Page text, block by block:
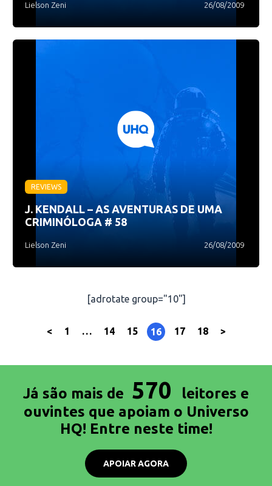
Lielson Zeni 26/08/2009
REVIEWS
J. KENDALL – AS AVENTURAS DE UMA
CRIMINÓLOGA # 58
Lielson Zeni 26/08/2009
[adrotate group="10"]
< 1 … 14 15 16 17 18 >
Já são mais de 570
leitores e
ouvintes que apoiam o Universo
HQ! Entre neste time!
APOIAR AGORA